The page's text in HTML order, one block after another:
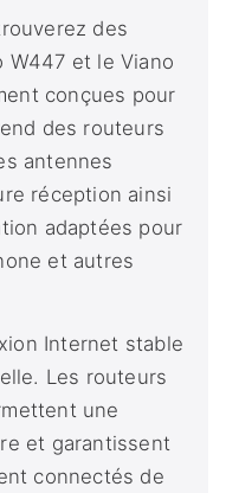
des
W447 et le Viano
conçues pour
des routeurs
antennes
réception ainsi
adaptées pour
et autres
Internet stable
Les routeurs
une
et garantissent
connectés de